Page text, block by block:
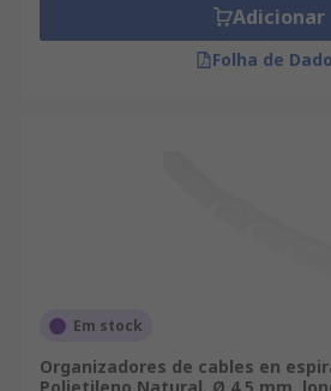
Adicionar
Folha de
Em stock
Organizadores de cables en